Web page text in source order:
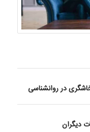
در روانشناسی
دیگران